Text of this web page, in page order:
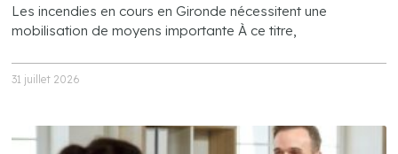
Les incendies en cours en Gironde nécessitent une
mobilisation de moyens importante À ce titre,
31 juillet 2026